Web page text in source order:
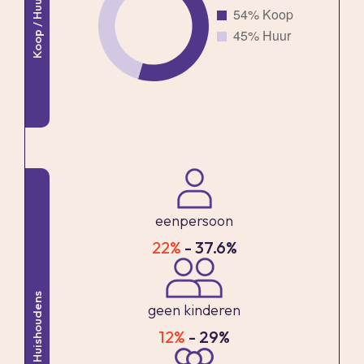
4,76
- Geheel voorzien van dubbele beglazing (m.u.v.
combiketel (Remeha Avanta 2010)
Beide voorzien van HR++ beglazing
- Energielabel D, geldig tot 28-11-2035
- Oplevering in overleg
Vraagprijs € 349.000,- k.k.
Woonoppervlakte
De Meetinstructie is gebaseerd op de
Koop / Huur
Huishoudens
eenpersoon
22% - 37.6%
geen kinderen
12% - 29%